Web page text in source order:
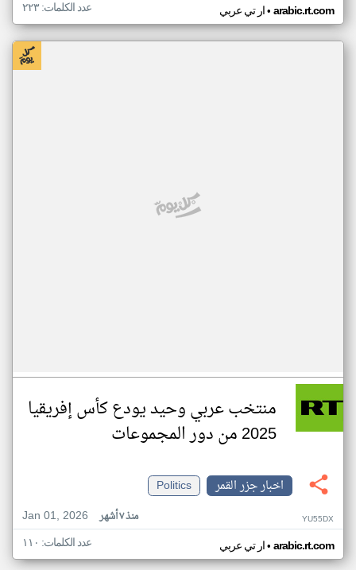
ار تي عربي• arabic.rt.com عدد الكلمات: ٢٢٣
منتخب عربي وحيد يودع كأس إفريقيا
2025 من دور المجموعات
اخبار جزر القمر
Politics
Jan 01, 2026
منذ ٧ أشهر YU55DX
ار تي عربي• arabic.rt.com عدد الكلمات: ١١٠